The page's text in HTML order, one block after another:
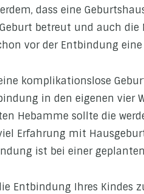
dass eine
betreut und auch
vor der Entbindung
komplikationslose
in den eigenen vier
Hebamme sollte die
Erfahrung mit
ist bei einer
Entbindung Ihres Kindes